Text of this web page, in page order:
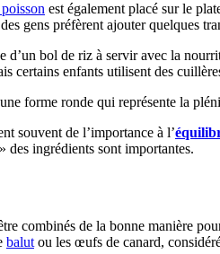
est également placé sur le
gens préfèrent ajouter quelques
d’un bol de riz à servir avec la
certains enfants utilisent des
forme ronde qui représente la
souvent de l’importance à l’
des ingrédients sont importantes.
combinés de la bonne manière
balut ou les œufs de canard,